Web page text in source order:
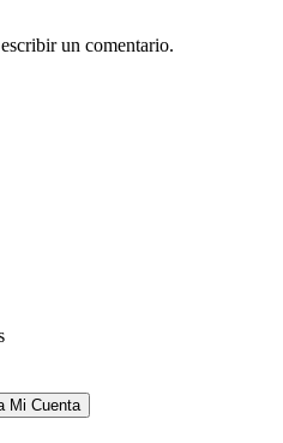
un comentario.
Mi Cuenta